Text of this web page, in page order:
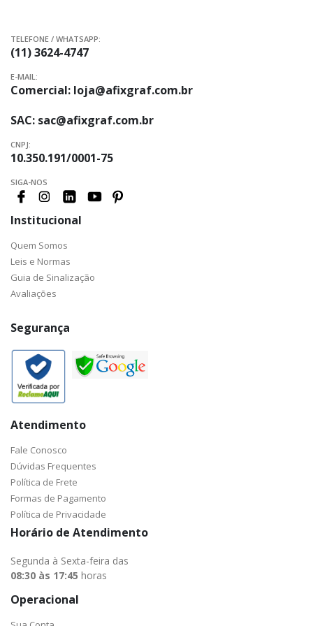
TELEFONE / WHATSAPP:
(11) 3624-4747
E-MAIL:
Comercial: loja@afixgraf.com.br
SAC: sac@afixgraf.com.br
CNPJ:
10.350.191/0001-75
SIGA-NOS
Institucional
Quem Somos
Leis e Normas
Guia de Sinalização
Avaliações
Segurança
Atendimento
Fale Conosco
Dúvidas Frequentes
Política de Frete
Formas de Pagamento
Política de Privacidade
Horário de Atendimento
Segunda à Sexta-feira das
08:30 às 17:45 horas
Operacional